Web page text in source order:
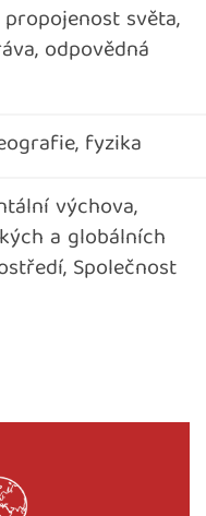
světa,
odpovědná
fyzika
výchova,
a globálních
Společnost